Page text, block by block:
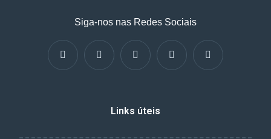
Siga-nos nas Redes Sociais
Links úteis